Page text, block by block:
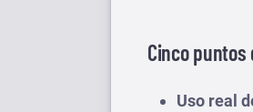
Cinco
Uso real